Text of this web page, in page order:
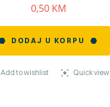
0,50 KM
DODAJ U KORPU
Add to wishlist Quick view